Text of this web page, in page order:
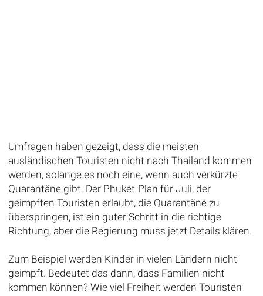
Umfragen haben gezeigt, dass die meisten
ausländischen Touristen nicht nach Thailand kommen
werden, solange es noch eine, wenn auch verkürzte
Quarantäne gibt. Der Phuket-Plan für Juli, der
geimpften Touristen erlaubt, die Quarantäne zu
überspringen, ist ein guter Schritt in die richtige
Richtung, aber die Regierung muss jetzt Details klären.
Zum Beispiel werden Kinder in vielen Ländern nicht
geimpft. Bedeutet das dann, dass Familien nicht
kommen können? Wie viel Freiheit werden Touristen